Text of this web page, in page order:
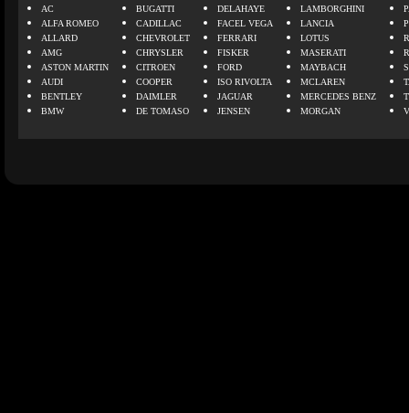
AC
ALFA ROMEO
ALLARD
AMG
ASTON MARTIN
AUDI
BENTLEY
BMW
BUGATTI
CADILLAC
CHEVROLET
CHRYSLER
CITROEN
COOPER
DAIMLER
DE TOMASO
DELAHAYE
FACEL VEGA
FERRARI
FISKER
FORD
ISO RIVOLTA
JAGUAR
JENSEN
LAMBORGHINI
LANCIA
LOTUS
MASERATI
MAYBACH
MCLAREN
MERCEDES BENZ
MORGAN